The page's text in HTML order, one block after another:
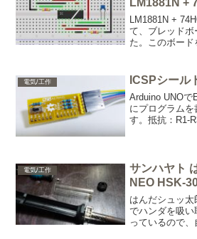
LM1881N +
て、ブレッドボ
た。このボー
のソフト『
電気/工作 ICSPシール
Arduino UNOで
にプログラム
す。抵抗：
電気/工作
サンハヤト
NEO HSK-
はんだシュッ
でハンダを吸い
っているので